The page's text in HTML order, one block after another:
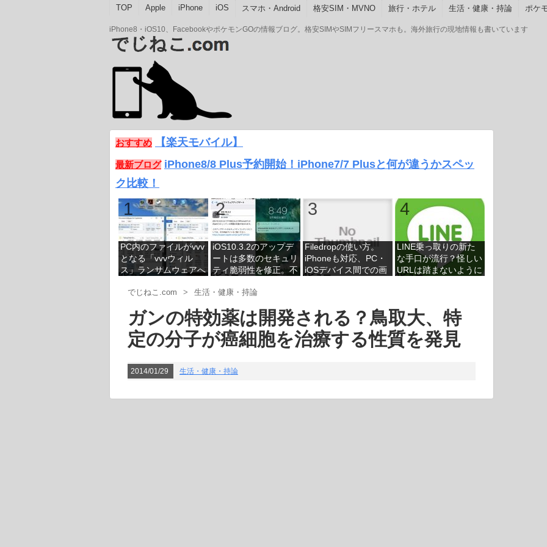
TOP Apple iPhone iOS スマホ・Android 格安SIM・MVNO 旅行・ホテル 生活・健康・持論 ポケ
iPhone8・iOS10、FacebookやポケモンGOの情報ブログ。格安SIMやSIMフリースマホも。海外旅行の現地情報も書いています
おすすめ 【楽天モバイル】
最新ブログ iPhone8/8 Plus予約開始！iPhone7/7 Plusと何が違うかスペッ
ク比較！
PC内のファイルがvvv
となる「vvvウィル
ス」ランサムウェアへ
9ビュー
iOS10.3.2のアップデ
ートは多数のセキュリ
ティ脆弱性を修正。不
6ビュー
Filedropの使い方。
iPhoneも対応、PC・
iOSデバイス間での画
4ビュー
LINE乗っ取りの新た
な手口が流行？怪しい
URLは踏まないように
4ビュー
でじねこ.com
> 生活・健康・持論
ガンの特効薬は開発される？鳥取大、特
定の分子が癌細胞を治療する性質を発見
2014/01/29 生活・健康・持論